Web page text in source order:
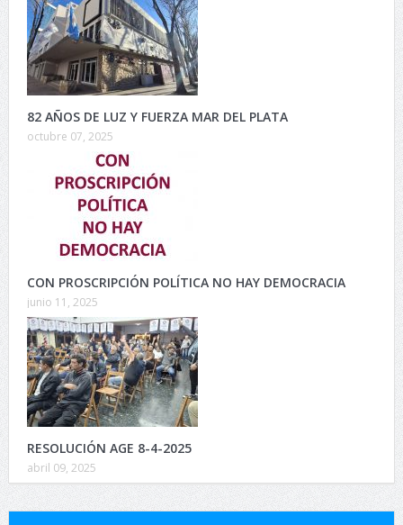
82 AÑOS DE LUZ Y FUERZA MAR DEL PLATA
octubre 07, 2025
CON PROSCRIPCIÓN POLÍTICA NO HAY DEMOCRACIA
junio 11, 2025
RESOLUCIÓN AGE 8-4-2025
abril 09, 2025